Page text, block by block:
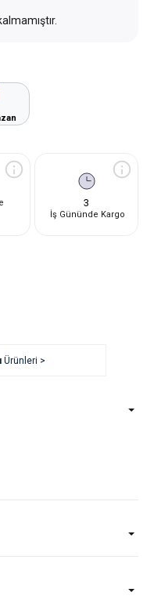
3
İş Gününde Kargo
Ürünleri >